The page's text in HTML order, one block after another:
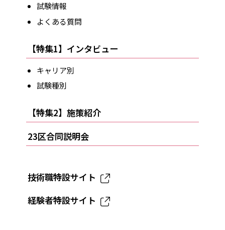
試験情報
よくある質問
【特集1】インタビュー
キャリア別
試験種別
【特集2】施策紹介
23区合同説明会
技術職特設サイト
経験者特設サイト